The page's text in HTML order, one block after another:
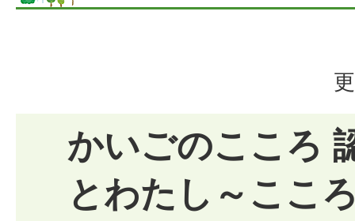
かいごのこころ
とわたし～ここ